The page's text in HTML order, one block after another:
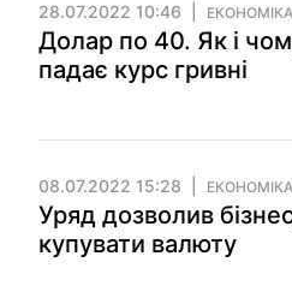
28.07.2022 10:46 ЕКОНОМІКА
Долар по 40. Як і
падає курс гривні
08.07.2022 15:28 ЕКОНОМІКА
Уряд дозволив
купувати валюту